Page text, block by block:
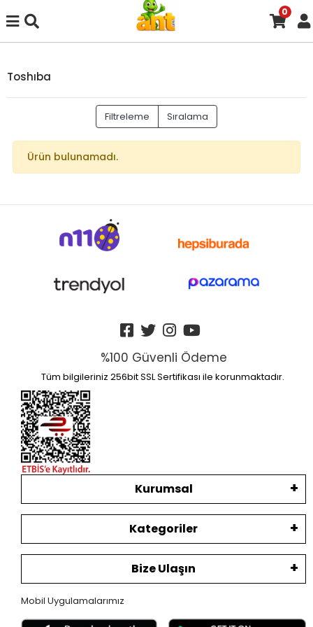
0
Toshıba
Filtreleme Sıralama
Ürün bulunamadı.
%100 Güvenli Ödeme
Tüm bilgileriniz 256bit SSL Sertifikası ile korunmaktadır.
Kurumsal
Kategoriler
Bize Ulaşın
Mobil Uygulamalarımız